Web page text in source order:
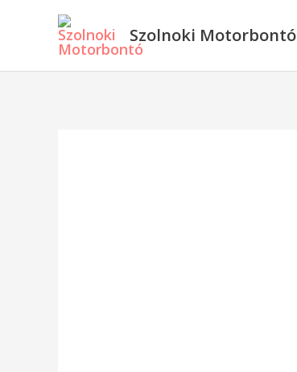
Szolnoki Motorbontó